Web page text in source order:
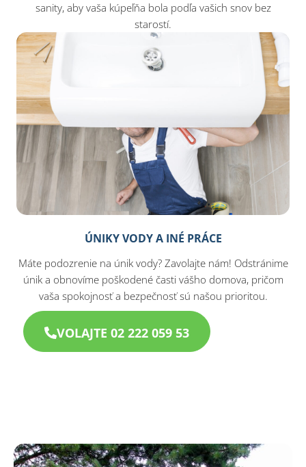
sanity, aby vaša kúpeľňa bola podľa vašich snov bez
starostí.
ÚNIKY VODY A INÉ PRÁCE
Máte podozrenie na únik vody? Zavolajte nám! Odstránime
únik a obnovíme poškodené časti vášho domova, pričom
vaša spokojnosť a bezpečnosť sú našou prioritou.
VOLAJTE 02 222 059 53